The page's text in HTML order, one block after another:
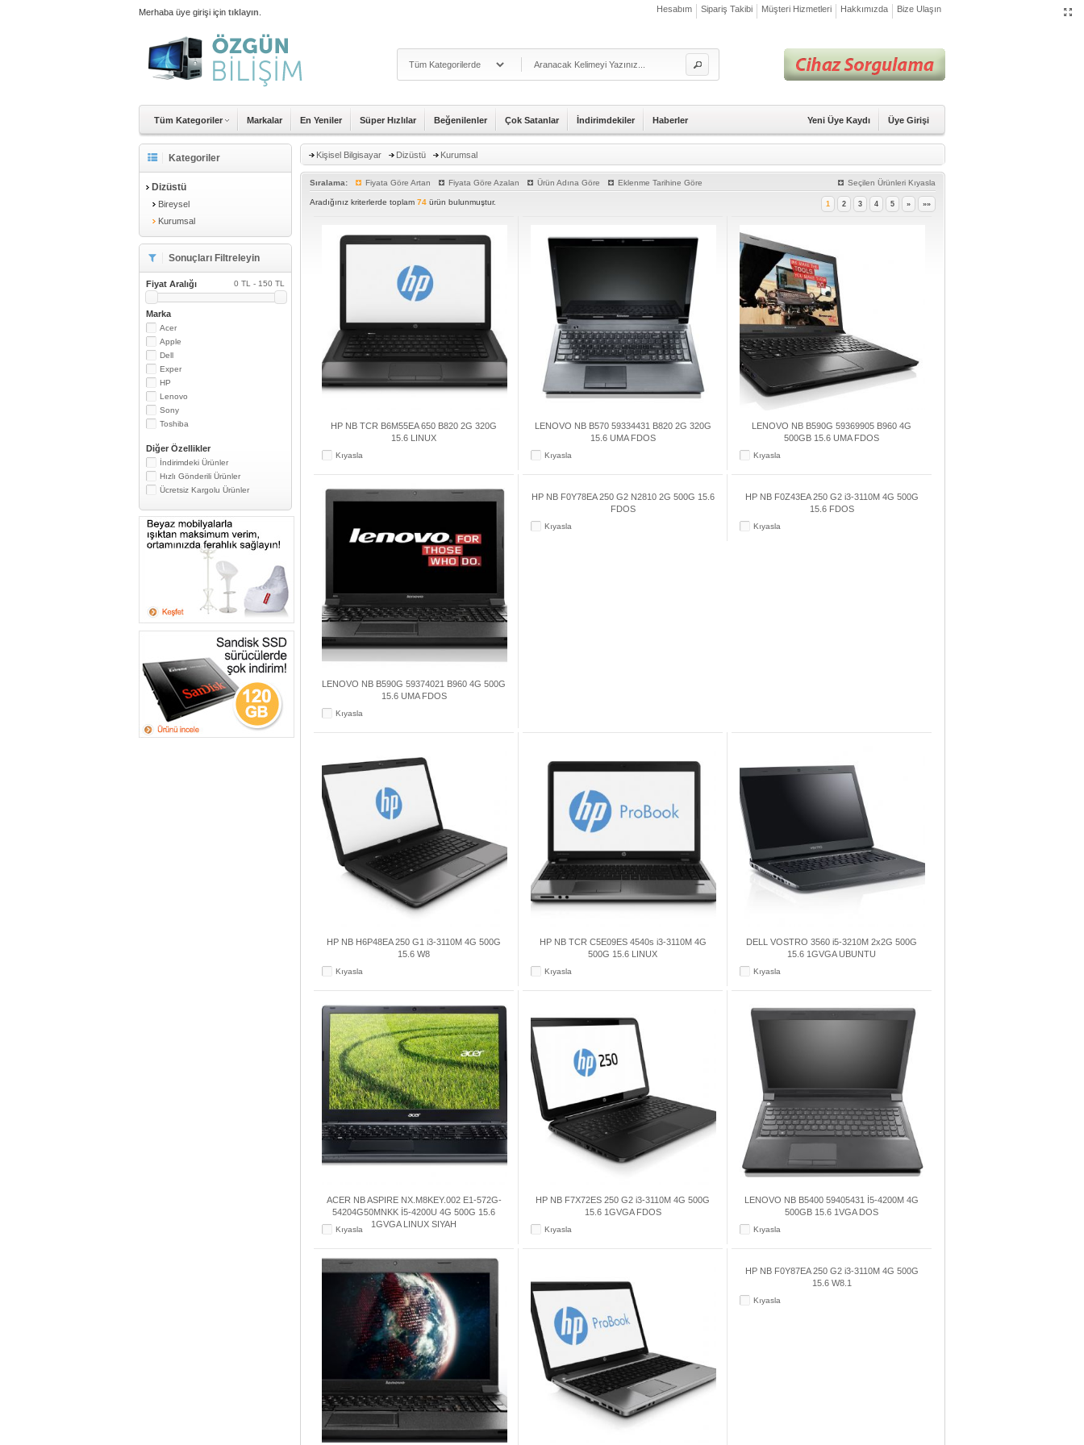
Merhaba üye girişi için tıklayın
Tüm Kategoriler Markalar En Yeniler Süper Hızlılar Beğenilenler Çok Satanlar İndirimdekiler Haberler Üye Girişi
Yeni Üye Kaydı
Bize Ulaşın
Hakkımızda
Müşteri Hizmetleri
Sipariş Takibi
Hesabım
Kategoriler
Dizüstü
Bireysel
Kurumsal
Sonuçları Filtreleyin
Fiyat Aralığı 0 TL - 150 TL
Marka
Acer
Apple
Dell
Exper
HP
Lenovo
Sony
Toshiba
Diğer Özellikler
İndirimdeki Ürünler
Hızlı Gönderili Ürünler
Ücretsiz Kargolu Ürünler
Kişisel Bilgisayar Dizüstü Kurumsal
Sıralama: Fiyata Göre Artan Fiyata Göre Azalan Ürün Adına Göre Eklenme Tarihine Göre Seçilen Ürünleri Kıyasla
Aradığınız kriterlerde toplam 74 ürün bulunmuştur. 1 2 3 4 5 » »»
HP NB TCR B6M55EA 650 B820 2G 320G
15.6 LINUX
Kıyasla
LENOVO NB B570 59334431 B820 2G 320G
15.6 UMA FDOS
Kıyasla
LENOVO NB B590G 59369905 B960 4G
500GB 15.6 UMA FDOS
Kıyasla
LENOVO NB B590G 59374021 B960 4G 500G
15.6 UMA FDOS
Kıyasla
HP NB F0Y78EA 250 G2 N2810 2G 500G 15.6
FDOS
Kıyasla
HP NB F0Z43EA 250 G2 i3-3110M 4G 500G
15.6 FDOS
Kıyasla
HP NB H6P48EA 250 G1 i3-3110M 4G 500G
15.6 W8
Kıyasla
HP NB TCR C5E09ES 4540s i3-3110M 4G
500G 15.6 LINUX
Kıyasla
DELL VOSTRO 3560 i5-3210M 2x2G 500G
15.6 1GVGA UBUNTU
Kıyasla
ACER NB ASPIRE NX.M8KEY.002 E1-572G-
54204G50MNKK İ5-4200U 4G 500G 15.6
1GVGA LINUX SIYAH
Kıyasla
HP NB F7X72ES 250 G2 i3-3110M 4G 500G
15.6 1GVGA FDOS
Kıyasla
LENOVO NB B5400 59405431 İ5-4200M 4G
500GB 15.6 1VGA DOS
Kıyasla
HP NB F0Y87EA 250 G2 i3-3110M 4G 500G
15.6 W8.1
Kıyasla